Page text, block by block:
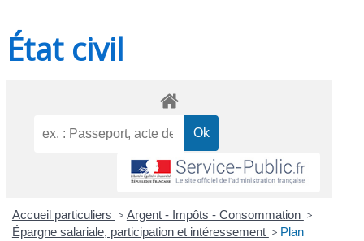
État civil
Accueil particuliers > Argent - Impôts - Consommation >
Épargne salariale, participation et intéressement > Plan